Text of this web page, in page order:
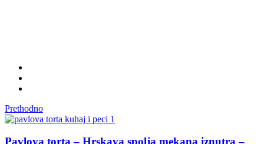
Prethodno